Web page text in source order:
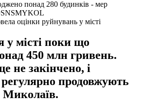
оцінки руйнувань у місті
місті поки що
450 млн гривень.
не закінчено, і
продовжують
Миколаїв.